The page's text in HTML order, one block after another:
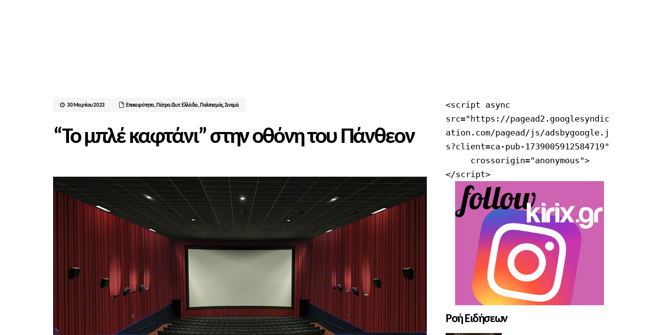
30 Μαρτίου 2023 Επικαιρότητα,Πάτρα/Δυτ. Ελλάδα,Πολιτισμός,Σινεμά
“Το μπλέ καφτάνι” στην οθόνη του Πάνθεον
<script async
src="https://pagead2.googlesyndic
ation.com/pagead/js/adsbygoogle.j
s?client=ca-pub-1739005912584719"
</script>
Ροή Ειδήσεων